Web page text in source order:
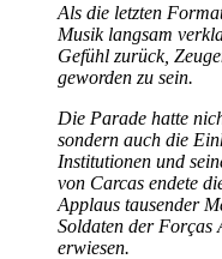
Als die letzten
Musik langsam
Gefühl zurück,
geworden zu sein.
Die Parade hatte
sondern auch die
Institutionen und
von Carcas endete
Applaus tausender
Soldaten der Forças
erwiesen.